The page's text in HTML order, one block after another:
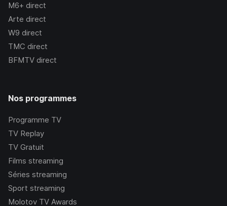
M6+ direct
Arte direct
W9 direct
TMC direct
BFMTV direct
Nos programmes
Programme TV
TV Replay
TV Gratuit
Films streaming
Séries streaming
Sport streaming
Molotov TV Awards